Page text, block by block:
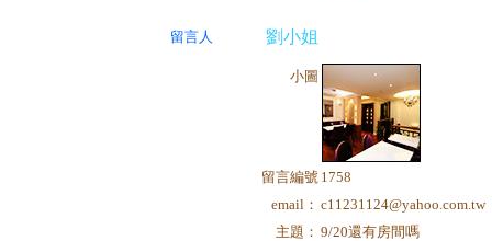
留言人 劉小姐
小圖
留言編號 1758
email： c11231124@yahoo.com.tw
主題： 9/20還有房間嗎